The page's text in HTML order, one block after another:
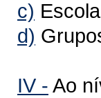
c)
d)
IV - Ao